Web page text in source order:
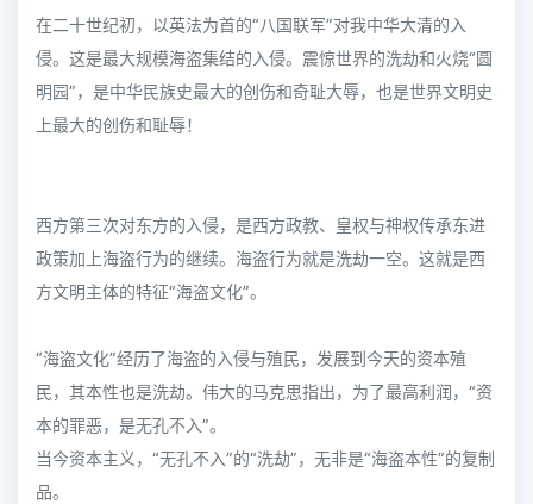
在二十世纪初，以英法为首的“八国联军”对我中华大清的入
侵。这是最大规模海盗集结的入侵。震惊世界的洗劫和火烧“圆
明园”，是中华民族史最大的创伤和奇耻大辱，也是世界文明史
上最大的创伤和耻辱！
西方第三次对东方的入侵，是西方政教、皇权与神权传承东进
政策加上海盗行为的继续。海盗行为就是洗劫一空。这就是西
方文明主体的特征“海盗文化”。
“海盗文化”经历了海盗的入侵与殖民，发展到今天的资本殖
民，其本性也是洗劫。伟大的马克思指出，为了最高利润，“资
本的罪恶，是无孔不入”。
当今资本主义，“无孔不入”的“洗劫”，无非是“海盗本性”的复制
品。